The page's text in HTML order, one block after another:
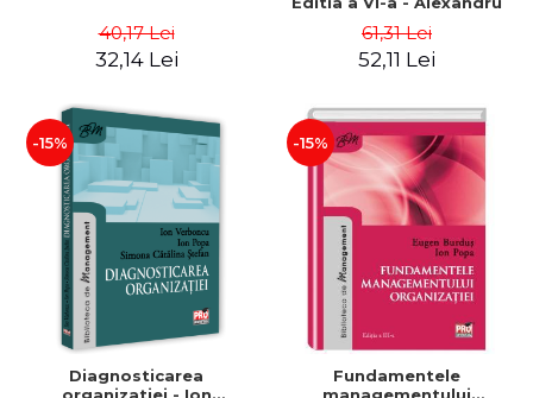
40,17 Lei
32,14 Lei
61,31 Lei
52,11 Lei
-15%
Diagnosticarea
-15%
Fundamentele